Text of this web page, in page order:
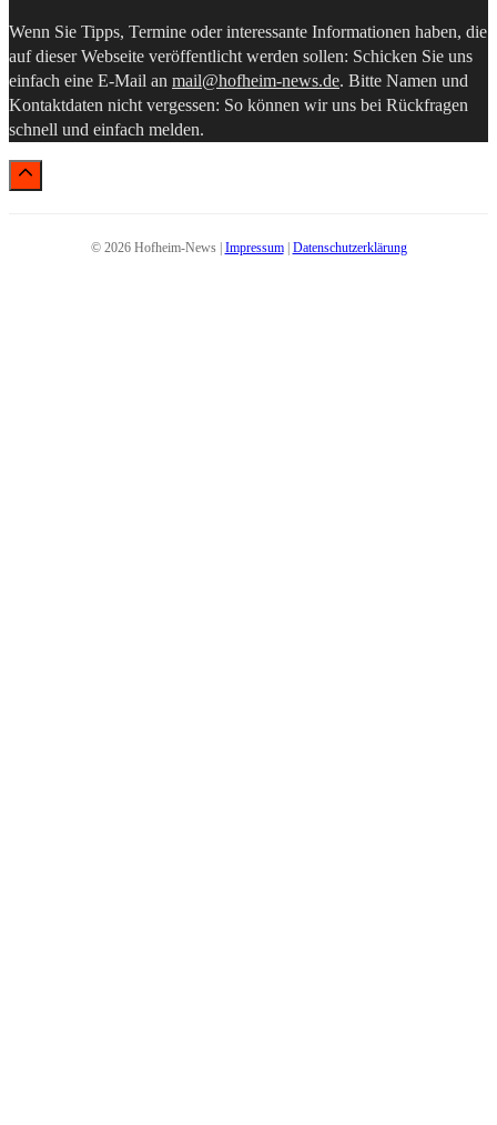
Wenn Sie Tipps, Termine oder interessante Informationen haben, die
auf dieser Webseite veröffentlicht werden sollen: Schicken Sie uns
einfach eine E-Mail an mail@hofheim-news.de. Bitte Namen und
Kontaktdaten nicht vergessen: So können wir uns bei Rückfragen
schnell und einfach melden.
© 2026 Hofheim-News | Impressum| Datenschutzerklärung